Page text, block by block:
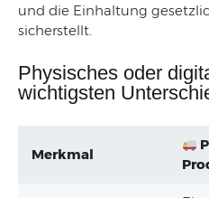
und die Einhaltung
sicherstellt.
Physisches oder
wichtigsten
Merkmal